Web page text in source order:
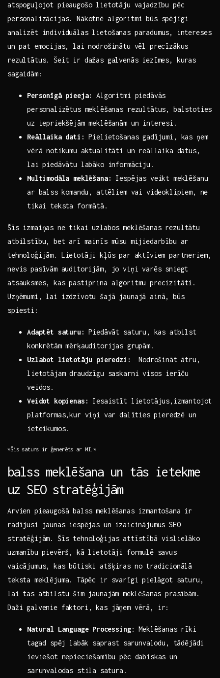
atspoguļojot​ pieaugošo ⁢lietotāju vajadzību pēc
personalizācijas. Nākotnē algoritmi būs spējīgi
analizēt​ individuālas​ lietošanas paradumus, ⁤intereses
un ⁣pat emocijas, lai nodrošinātu vēl precīzākus
rezultātus. Šeit ​ir dažas⁣ galvenās iezīmes, kuras
sagaidām:
Personīgā pieeja:
Algoritmi piedāvās
personalizētus meklēšanas rezultātus, balstoties
‌uz iepriekšējām meklēšanām un interesi.
Reāllaika dati: Pielietošanas gadījumi, kas ņem⁤
vērā notikumu aktualitāti⁤ un reāllaika datus,
lai piedāvātu labāko ​informāciju.
Multimodāla meklēšana:
Iespējas veikt meklēšanu
ar balss⁢ komandu, attēliem vai videoklipiem, ne
tikai‌ teksta formātā.
Šīs izmaiņas ne tikai uzlabos meklēšanas rezultātu
atbilstību, ⁣bet arī mainīs mūsu mijiedarbību ar
tehnoloģijām. Lietotāji kļūs par⁤ aktīviem partneriem,
nevis pasīvām ⁢auditorijām, jo viņi varēs sniegt
‍atsauksmes, kas ‌pastiprina algoritmu precizitāti.
‍Uzņēmumi, lai izdzīvotu šajā jaunajā ainā, būs
spiesti:
Adaptēt saturu: Piedāvāt saturu, ⁤kas atbilst
konkrētām mērķauditorijas grupām.
Uzlabot lietotāju pieredzi:
⁤ Nodrošināt ātru,
lietotājam draudzīgu saskarni ⁢visos ierīču
veidos.
Veidot kopienas:
Iesaistīt lietotājus,izmantojot
platformas,kur ‌viņi var⁣ dalīties ⁣pieredzē un
ieteikumos.
*Šis saturs ir ģenerēts ar MI.*
balss⁤ meklēšana un ‍tās ietekme
uz‌ SEO ​stratēģijām
Arvien pieaugošā balss ⁣meklēšanas ‍izmantošana ‍ir ​
radījusi jaunas⁣ iespējas un izaicinājumus SEO
stratēģijām. Šīs tehnoloģijas attīstībā vislielāko
uzmanību⁤ pievērš, kā lietotāji formulē savus
vaicājumus, kas būtiski atšķiras no ⁢tradicionālā
teksta meklējuma.⁢ Tāpēc ir svarīgi⁤ pielāgot​ saturu,‍
lai tas atbilstu​ šīm ⁢jaunajām ⁢meklēšanas prasībām.
Daži‌ galvenie faktori, kas jāņem vērā, ir:
Natural Language⁤ Processing: Meklēšanas rīki
⁤tagad spēj‌ labāk ⁣saprast sarunvalodu, tādējādi
ieviešot nepieciešamību‍ pēc dabiskas un
sarunvalodas​ stila⁢ satura.